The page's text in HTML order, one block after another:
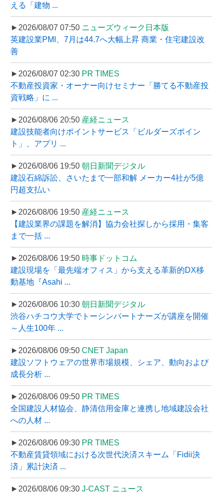
える「建物 ...
►2026/08/07 07:50 ニューズウィーク日本版
英建設業PMI、7月は44.7へ大幅上昇 商業・住宅建設改
善
►2026/08/07 02:30 PR TIMES
不動産投資家・オーナー向けセミナー「勝てる不動産投
資戦略」に ...
►2026/08/06 20:50 産経ニュース
建設技能者向けポイントサービス「ビルダーズポイン
ト」、アプリ ...
►2026/08/06 19:50 朝日新聞デジタル
建設石綿訴訟、さいたまで一部和解 メーカー4社が5億
円超支払い
►2026/08/06 19:50 産経ニュース
【建設業界の課題を解消】協力会社探しから採用・集客
まで一括 ...
►2026/08/06 19:50 時事ドットコム
建設現場を「最先端オフィス」から支える革新的DX移
動基地『Asahi ...
►2026/08/06 10:30 朝日新聞デジタル
渋谷ハチコウ大学でトーシンパートナーズが講座を開催
～人生100年 ...
►2026/08/06 09:50 CNET Japan
建設ソフトウェアの世界市場規模、シェア、動向および
成長分析 ...
►2026/08/06 09:50 PR TIMES
全国建設人材協会、静清信用金庫と連携し地域建設会社
への人材 ...
►2026/08/06 09:30 PR TIMES
不動産賃貸領域における次世代決済スキーム「Fidii決
済」累計決済 ...
►2026/08/06 09:30 J-CAST ニュース